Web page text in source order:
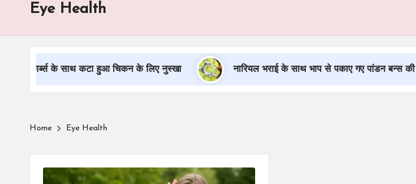
Eye Health
कार्ब्स के साथ कटा हुआ चिकन के लिए नुस्खा नारियल भराई के साथ भाप से पकाए गए पांडन बन्स की रेसिपी
Home Eye Health